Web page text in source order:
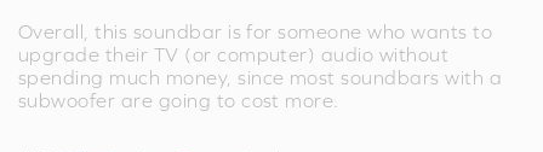
Overall, this soundbar is for someone who wants to
upgrade their TV (or computer) audio without
spending much money, since most soundbars with a
subwoofer are going to cost more.